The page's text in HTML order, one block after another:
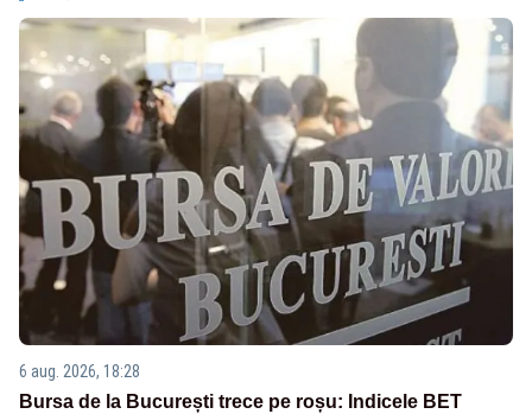
6 aug. 2026, 18:28
Bursa de la București trece pe roșu: Indicele BET